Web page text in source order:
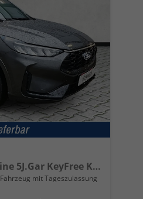
ST-Line 1.5 EB Autom. ST Line 5J.Gar KeyFree Kamera
Fahrzeug mit Tageszulassung